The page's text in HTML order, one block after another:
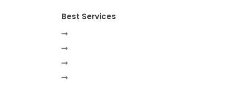
Best Services